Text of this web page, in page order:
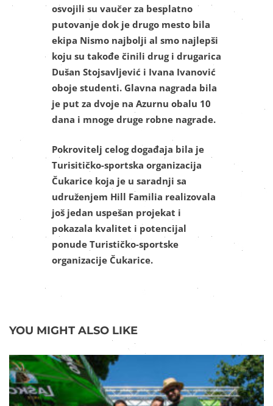
osvojili su vaučer za besplatno
putovanje dok je drugo mesto bila
ekipa Nismo najbolji al smo najlepši
koju su takođe činili drug i drugarica
Dušan Stojsavljević i Ivana Ivanović
oboje studenti. Glavna nagrada bila
je put za dvoje na Azurnu obalu 10
dana i mnoge druge robne nagrade.
Pokrovitelj celog događaja bila je
Turisitičko-sportska organizacija
Čukarice koja je u saradnji sa
udruženjem Hill Familia realizovala
još jedan uspešan projekat i
pokazala kvalitet i potencijal
ponude Turističko-sportske
organizacije Čukarice.
YOU MIGHT ALSO LIKE